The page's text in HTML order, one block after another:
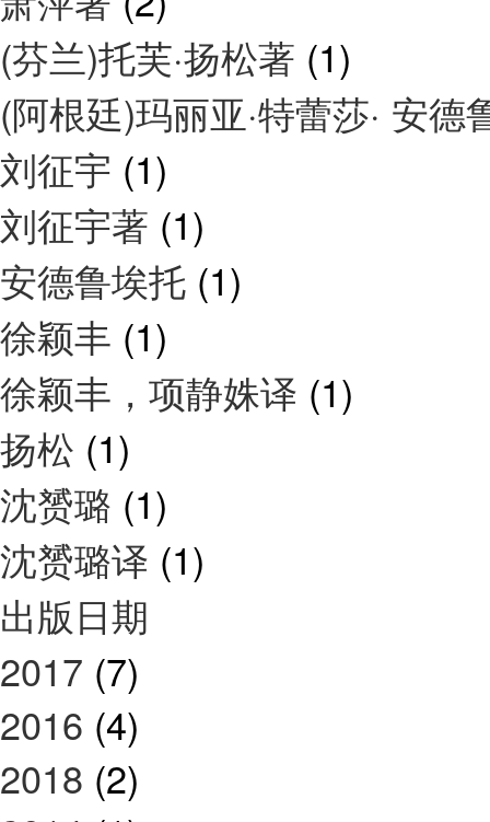
(芬兰)托芙·扬松著 (1)
(阿根廷)玛丽亚·特蕾莎· 安
刘征宇 (1)
刘征宇著 (1)
安德鲁埃托 (1)
徐颖丰 (1)
徐颖丰，项静姝译 (1)
扬松 (1)
沈赟璐 (1)
沈赟璐译 (1)
出版日期
2017 (7)
2016 (4)
2018 (2)